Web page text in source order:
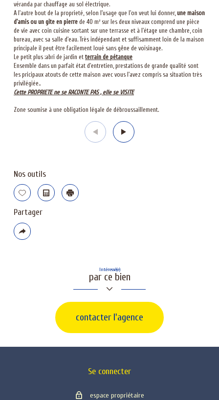
véranda par chauffage au sol électrique.
A l'autre bout de la proprieté, selon l'usage que l'on veut lui donner,une maison
d'amis ou un gite en pierre de 40 m² sur les deux niveaux comprend une pièce
de vie avec coin cuisine sortant sur une terrasse et à l'étage une chambre, coin
bureau, avec sa salle d'eau. Très indépendant et suffisamment loin de la maison
principale il peut être facilement loué sans gêne de voisinage.
Le petit plus :abri de jardin et terrain de pétanque
Ensemble dans un parfait état d'entretien, prestations de grande qualité sont
les pricipaux atouts de cette maison avec vous l'avez compris sa situation très
privilégiée..
Cette PROPRIETE ne se RACONTE PAS , elle se VISITE
Zone soumise à une obligation légale de débroussaillement.
Nos outils
SélectionnerCalculatriceImprimer
Partager
Plus
de
Intéressé(e)
par ce bien
contacter l'agence
Se connecter
espace propriétaire